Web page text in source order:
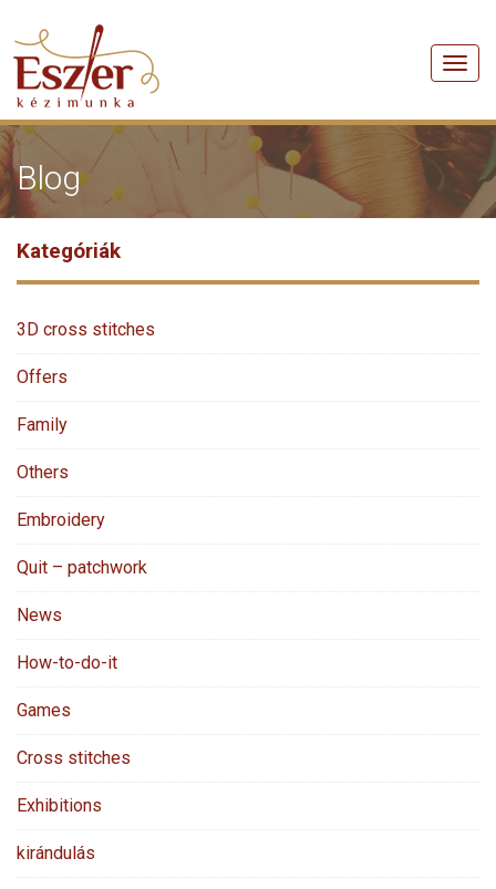
Menü
Blog
Kategóriák
3D cross stitches
Offers
Family
Others
Embroidery
Quit – patchwork
News
How-to-do-it
Games
Cross stitches
Exhibitions
kirándulás